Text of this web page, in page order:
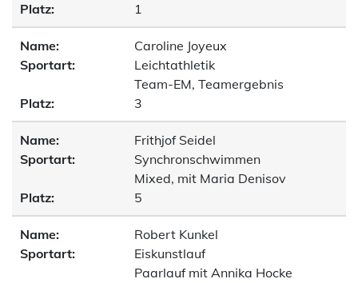
Platz:
1
Name:
Caroline Joyeux
Sportart:
Leichtathletik
Team-EM, Teamergebnis
Platz:
3
Name:
Frithjof Seidel
Sportart:
Synchronschwimmen
Mixed, mit Maria Denisov
Platz:
5
Name:
Robert Kunkel
Sportart:
Eiskunstlauf
Paarlauf mit Annika Hocke